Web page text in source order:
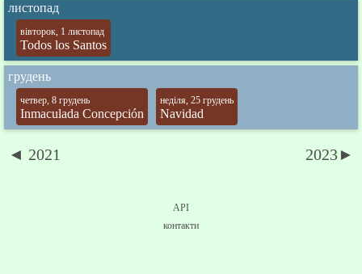
листопад
вівторок, 1 листопад
Todos los Santos
грудень
четвер, 8 грудень
Inmaculada Concepción
неділя, 25 грудень
Navidad
◄ 2021 2023►
API
контакти